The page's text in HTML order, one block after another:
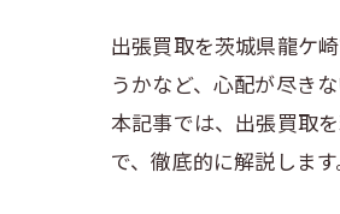
出張買取を茨城県龍ケ
うかなど、心配が尽き
本記事では、出張買取
で、徹底的に解説しま